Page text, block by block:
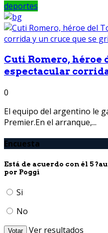
deportes
Cuti Romero, héroe
espectacular
0
El equipo del argentino le
Premier.En el arranque,...
Encuesta
Está de acuerdo con él 5
por Poggi
Si
No
Votar
Ver resultados